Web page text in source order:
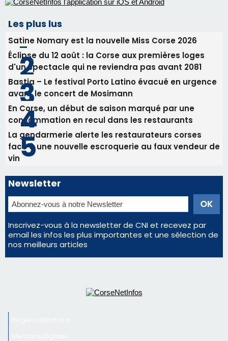
Tennis - Début ce week-end du tournoi du
RCPV
31/07/2026 08:22
82ème anniversaire de la disparition du
Commandant Antoine de Saint Exupery
Les plus lus
Satine Nomary est la nouvelle Miss Corse 2026
Éclipse du 12 août : la Corse aux premières loges
d'un spectacle qui ne reviendra pas avant 2081
Bastia – Le festival Porto Latino évacué en urgence
avant le concert de Mosimann
En Corse, un début de saison marqué par une
consommation en recul dans les restaurants
La gendarmerie alerte les restaurateurs corses
face à une nouvelle escroquerie au faux vendeur de